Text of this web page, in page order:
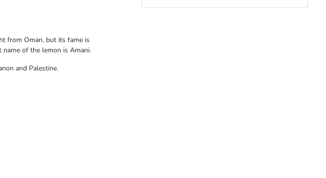
from Oman, but its fame is
name of the lemon is Amani.
and Palestine.